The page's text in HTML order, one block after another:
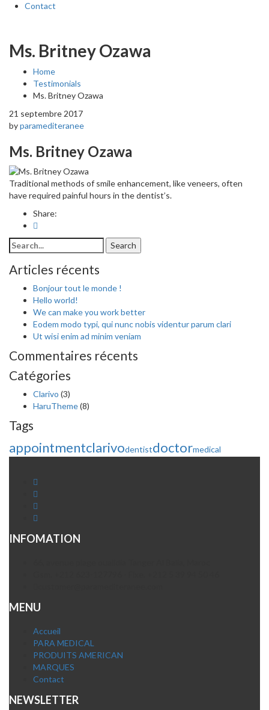
Contact
Ms. Britney Ozawa
Home
Testimonials
Ms. Britney Ozawa
21 septembre 2017
byparamediteranee
Ms. Britney Ozawa
Traditional methods of smile enhancement, like veneers, often
have required painful hours in the dentist’s.
Share:
Search
for:
Search
Articles récents
Bonjour tout le monde !
Hello world!
We can make you work better
Eodem modo typi, qui nunc nobis videntur parum clari
Ut wisi enim ad minim veniam
Commentaires récents
Catégories
Clarivo (3)
HaruTheme(8)
Tags
appointmentclarivodentistdoctormedical
INFOMATION
MENU
Accueil
PARA MEDICAL
PRODUITS AMERICAN
MARQUES
Contact
NEWSLETTER